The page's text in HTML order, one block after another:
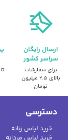
ارسال رایگان
سراسر کشور
برای سفارشات
بالای ۲.۵ میلیون
تومان
دسترسی
خرید لباس زنانه
خرید لباس مردانه